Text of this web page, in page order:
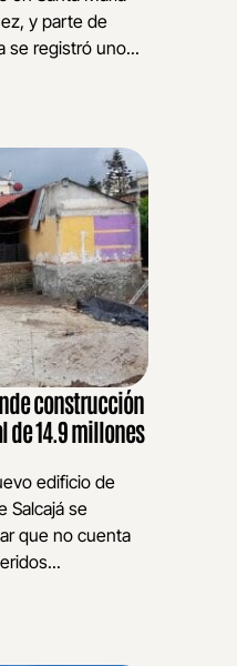
y parte de
se registró uno...
construcción
14.9 millones
edificio de
Salcajá se
que no cuenta